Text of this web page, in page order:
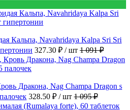
Кальпа, Navahridaya Kalpa Sri Sri
327.30 ₽ / шт 1 091 ₽
Дракона, Nag Champa Dragon s
328.50 ₽ / шт 1 095 ₽